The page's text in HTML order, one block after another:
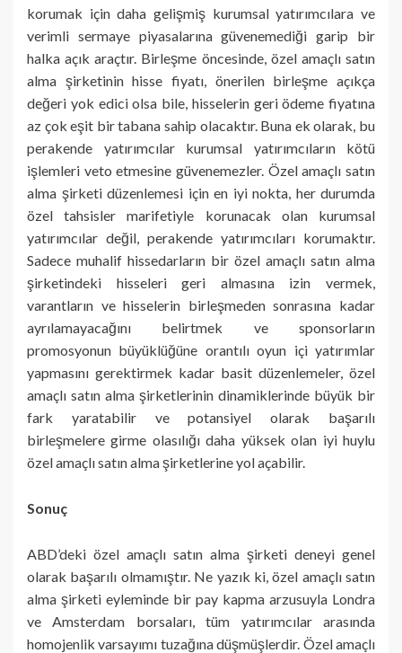
korumak için daha gelişmiş kurumsal yatırımcılara ve
verimli sermaye piyasalarına güvenemediği garip bir
halka açık araçtır. Birleşme öncesinde, özel amaçlı satın
alma şirketinin hisse fiyatı, önerilen birleşme açıkça
değeri yok edici olsa bile, hisselerin geri ödeme fiyatına
az çok eşit bir tabana sahip olacaktır. Buna ek olarak, bu
perakende yatırımcılar kurumsal yatırımcıların kötü
işlemleri veto etmesine güvenemezler. Özel amaçlı satın
alma şirketi düzenlemesi için en iyi nokta, her durumda
özel tahsisler marifetiyle korunacak olan kurumsal
yatırımcılar değil, perakende yatırımcıları korumaktır.
Sadece muhalif hissedarların bir özel amaçlı satın alma
şirketindeki hisseleri geri almasına izin vermek,
varantların ve hisselerin birleşmeden sonrasına kadar
ayrılamayacağını belirtmek ve sponsorların
promosyonun büyüklüğüne orantılı oyun içi yatırımlar
yapmasını gerektirmek kadar basit düzenlemeler, özel
amaçlı satın alma şirketlerinin dinamiklerinde büyük bir
fark yaratabilir ve potansiyel olarak başarılı
birleşmelere girme olasılığı daha yüksek olan iyi huylu
özel amaçlı satın alma şirketlerine yol açabilir.
Sonuç
ABD’deki özel amaçlı satın alma şirketi deneyi genel
olarak başarılı olmamıştır. Ne yazık ki, özel amaçlı satın
alma şirketi eyleminde bir pay kapma arzusuyla Londra
ve Amsterdam borsaları, tüm yatırımcılar arasında
homojenlik varsayımı tuzağına düşmüşlerdir. Özel amaçlı